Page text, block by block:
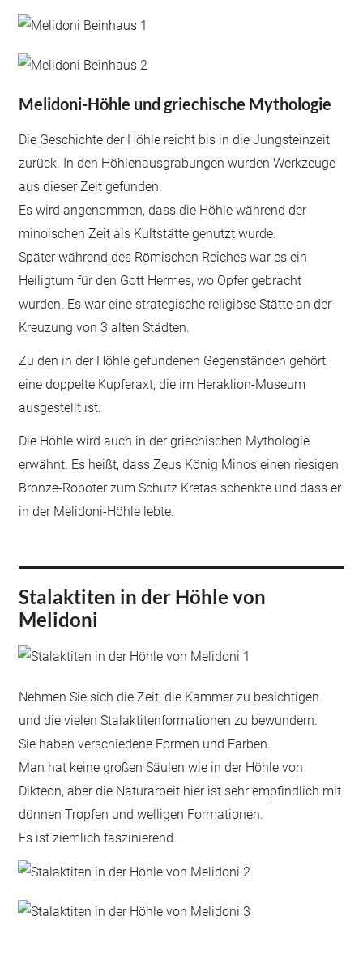
Melidoni-Höhle und griechische Mythologie
Die Geschichte der Höhle reicht bis in die Jungsteinzeit
zurück. In den Höhlenausgrabungen wurden Werkzeuge
aus dieser Zeit gefunden.
Es wird angenommen, dass die Höhle während der
minoischen Zeit als Kultstätte genutzt wurde.
Später während des Römischen Reiches war es ein
Heiligtum für den Gott Hermes, wo Opfer gebracht
wurden. Es war eine strategische religiöse Stätte an der
Kreuzung von 3 alten Städten.
Zu den in der Höhle gefundenen Gegenständen gehört
eine doppelte Kupferaxt, die im Heraklion-Museum
ausgestellt ist.
Die Höhle wird auch in der griechischen Mythologie
erwähnt. Es heißt, dass Zeus König Minos einen riesigen
Bronze-Roboter zum Schutz Kretas schenkte und dass er
in der Melidoni-Höhle lebte.
Stalaktiten in der Höhle von
Melidoni
Nehmen Sie sich die Zeit, die Kammer zu besichtigen
und die vielen Stalaktitenformationen zu bewundern.
Sie haben verschiedene Formen und Farben.
Man hat keine großen Säulen wie in der Höhle von
Dikteon, aber die Naturarbeit hier ist sehr empfindlich mit
dünnen Tropfen und welligen Formationen.
Es ist ziemlich faszinierend.